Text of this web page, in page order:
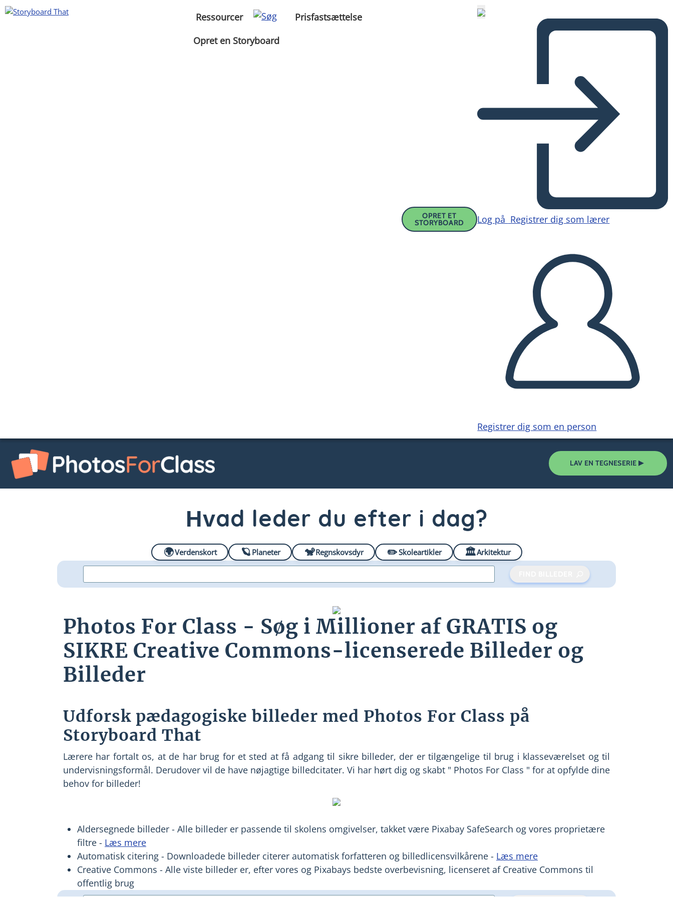
Ressourcer
Prisfastsættelse
Opret en Storyboard
OPRET ET
STORYBOARD Log på Registrer dig som lærer
Registrer dig som en person
LAV EN TEGNESERIE▲
Hvad leder du efter i dag?
🌍Verdenskort 🪐 Planeter 🐒Regnskovsdyr ✏️Skoleartikler 🏛️Arkitektur
Photos For Class - Søg i Millioner af GRATIS og
SIKRE Creative Commons-licenserede Billeder og
Billeder
Udforsk pædagogiske billeder med Photos For Class på
Storyboard That
Lærere har fortalt os, at de har brug for et sted at få adgang til sikre billeder, der er tilgængelige til brug i klasseværelset og til
undervisningsformål. Derudover vil de have nøjagtige billedcitater. Vi har hørt dig og skabt " Photos For Class " for at opfylde dine
behov for billeder!
Aldersegnede billeder - Alle billeder er passende til skolens omgivelser, takket være Pixabay SafeSearch og vores proprietære
filtre - Læs mere
Automatisk citering - Downloadede billeder citerer automatisk forfatteren og billedlicensvilkårene - Læs mere
Creative Commons - Alle viste billeder er, efter vores og Pixabays bedste overbevisning, licenseret af Creative Commons til
offentlig brug